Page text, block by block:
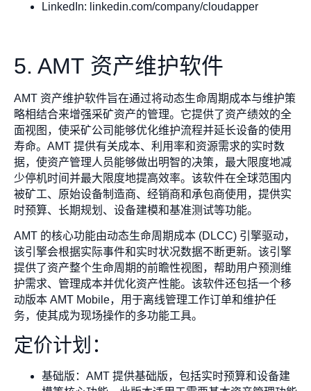
LinkedIn: linkedin.com/company/cloudapper
5. AMT 资产维护软件
AMT 资产维护软件旨在通过将动态生命周期成本与维护策
略相结合来增强采矿资产的管理。它提供了资产绩效的全
面视图，使采矿公司能够优化维护流程并延长设备的使用
寿命。AMT 提供有关成本、利用率和资源需求的实时数
据，使资产管理人员能够做出明智的决策，最大限度地减
少停机时间并最大限度地提高效率。该软件在全球范围内
被矿工、原始设备制造商、经销商和承包商使用，提供实
时预算、长期规划、设备建模和基准测试等功能。
AMT 的核心功能由动态生命周期成本 (DLCC) 引擎驱动，
该引擎会根据实际事件和实时状况数据不断更新。该引擎
提供了资产整个生命周期的前瞻性视图，帮助用户预测维
护需求、管理成本并优化资产性能。该软件还包括一个移
动版本 AMT Mobile，用于离线管理工作订单和维护任
务，使其成为现场操作的多功能工具。
定价计划：
基础版：AMT 提供基础版，包括实时预算和设备建